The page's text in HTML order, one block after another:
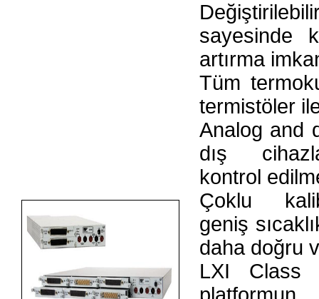
sayesinde
artırma
Tüm
termistöler
Analog and
dış
kontrol
Çoklu
geniş
daha doğru
LXI Class